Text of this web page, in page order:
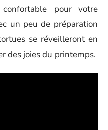
pour votre
un peu de préparation
se réveilleront en
des joies du printemps.